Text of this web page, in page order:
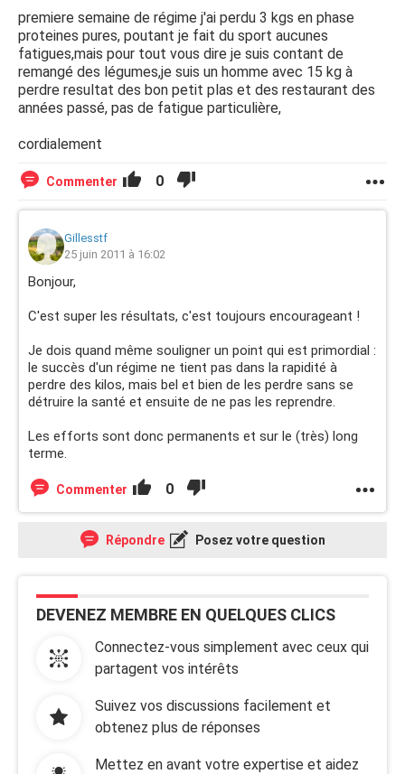
premiere semaine de régime j'ai perdu 3 kgs en phase
proteines pures, poutant je fait du sport aucunes
fatigues,mais pour tout vous dire je suis contant de
remangé des légumes,je suis un homme avec 15 kg à
perdre resultat des bon petit plas et des restaurant des
années passé, pas de fatigue particulière,
cordialement
Commenter 0
Gillesstf
25 juin 2011 à 16:02
Bonjour,
C'est super les résultats, c'est toujours encourageant !
Je dois quand même souligner un point qui est primordial :
le succès d'un régime ne tient pas dans la rapidité à
perdre des kilos, mais bel et bien de les perdre sans se
détruire la santé et ensuite de ne pas les reprendre.
Les efforts sont donc permanents et sur le (très) long
terme.
Commenter 0
Répondre Posez votre question
DEVENEZ MEMBRE EN QUELQUES CLICS
Connectez-vous simplement avec ceux qui
partagent vos intérêts
Suivez vos discussions facilement et
obtenez plus de réponses
Mettez en avant votre expertise et aidez